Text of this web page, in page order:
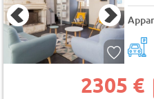
2305 €